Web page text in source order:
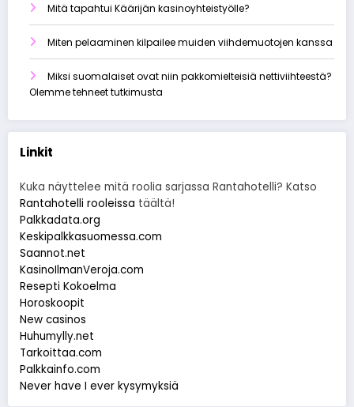
Mitä tapahtui Käärijän kasinoyhteistyölle?
Miten pelaaminen kilpailee muiden viihdemuotojen kanssa
Miksi suomalaiset ovat niin pakkomielteisiä nettiviihteestä?
Olemme tehneet tutkimusta
Linkit
Kuka näyttelee mitä roolia sarjassa Rantahotelli? Katso
Rantahotelli rooleissa täältä!
Palkkadata.org
Keskipalkkasuomessa.com
Saannot.net
KasinoIlmanVeroja.com
Resepti Kokoelma
Horoskoopit
New casinos
Huhumylly.net
Tarkoittaa.com
Palkkainfo.com
Never have I ever kysymyksiä